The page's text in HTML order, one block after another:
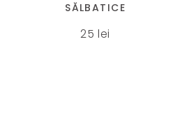
SĂLBATICE
25lei